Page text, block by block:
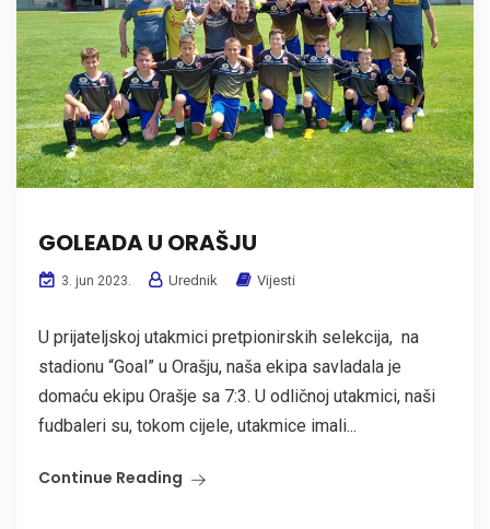
GOLEADA U ORAŠJU
3. jun 2023. Urednik Vijesti
U prijateljskoj utakmici pretpionirskih selekcija, na
stadionu “Goal” u Orašju, naša ekipa savladala je
domaću ekipu Orašje sa 7:3. U odličnoj utakmici, naši
fudbaleri su, tokom cijele, utakmice imali...
Continue Reading